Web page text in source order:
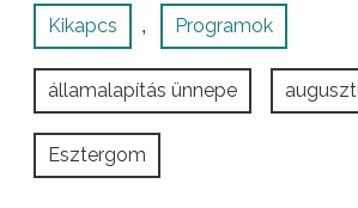
Kikapcs , Programok
államalapítás ünnepe
Esztergom